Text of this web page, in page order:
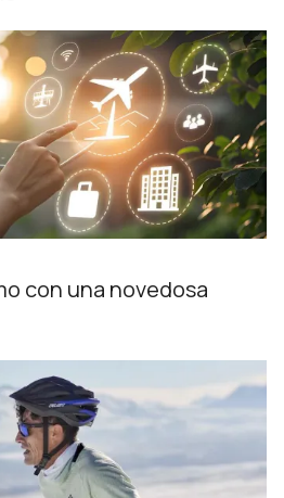
con una novedosa